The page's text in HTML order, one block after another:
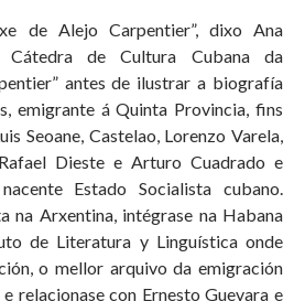
de Alejo Carpentier”, dixo Ana
Cátedra de Cultura Cubana da
antes de ilustrar a biografía
emigrante á Quinta Provincia, fins
Seoane, Castelao, Lorenzo Varela,
Dieste e Arturo Cuadrado e
Estado Socialista cubano.
na Arxentina, intégrase na Habana
de Literatura y Linguística onde
o mellor arquivo da emigración
relacionase con Ernesto Guevara e